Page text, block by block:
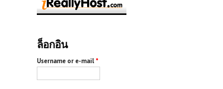
ล็อกอิน
Username or e-mail *